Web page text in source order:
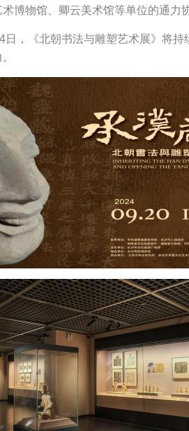
博物馆、卿云美术馆等单位的通力
日，《北朝书法与雕塑艺术展》将